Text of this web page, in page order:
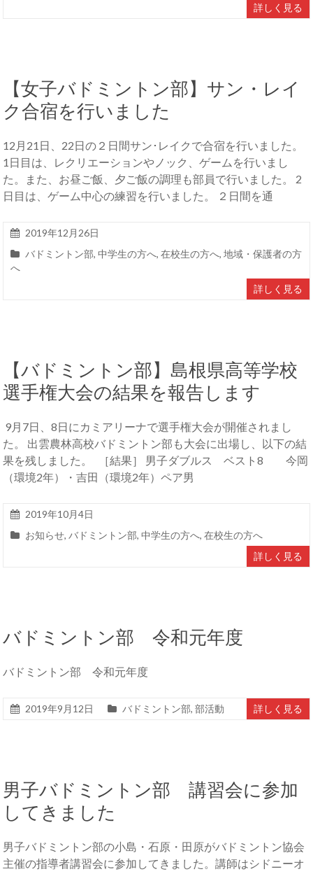
詳しく見る
【女子バドミントン部】サン・レイ
ク合宿を行いました
12月21日、22日の２日間サン･レイクで合宿を行いました。
1日目は、レクリエーションやノック、ゲームを行いまし
た。また、お昼ご飯、夕ご飯の調理も部員で行いました。 2
日目は、ゲーム中心の練習を行いました。 ２日間を通
2019年12月26日
バドミントン部,中学生の方へ,在校生の方へ,地域・保護者の方
へ
詳しく見る
【バドミントン部】島根県高等学校
選手権大会の結果を報告します
9月7日、8日にカミアリーナで選手権大会が開催されまし
た。 出雲農林高校バドミントン部も大会に出場し、以下の結
果を残しました。 ［結果］ 男子ダブルス ベスト8 今岡
（環境2年）・吉田（環境2年）ペア男
2019年10月4日
お知らせ,バドミントン部,中学生の方へ,在校生の方へ
詳しく見る
バドミントン部 令和元年度
バドミントン部 令和元年度
2019年9月12日 バドミントン部,部活動 詳しく見る
男子バドミントン部 講習会に参加
してきました
男子バドミントン部の小島・石原・田原がバドミントン協会
主催の指導者講習会に参加してきました。講師はシドニーオ